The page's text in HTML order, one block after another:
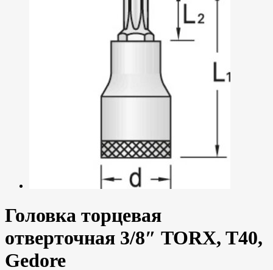
Головка торцевая
отверточная 3/8″ TORX, T40,
Gedore